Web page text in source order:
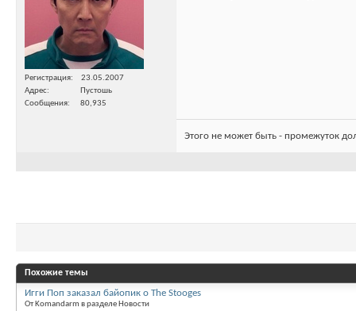
Регистрация
23.05.2007
Адрес
Пустошь
Сообщения
80,935
Этого не может быть - промежуток
Похожие темы
Игги Поп заказал байопик о The Stooges
От Komandarm в разделе Новости